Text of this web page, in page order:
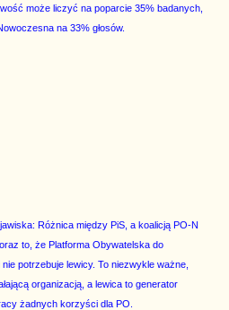
może liczyć na poparcie 35% badanych,
na 33% głosów.
Różnica między PiS, a koalicją PO-N
to, że Platforma Obywatelska do
potrzebuje lewicy. To niezwykle ważne,
organizacją, a lewica to generator
żadnych korzyści dla PO.